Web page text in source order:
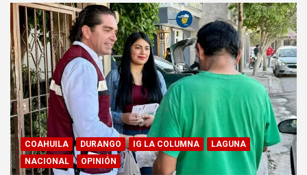
COAHUILA DURANGO IG LA COLUMNA
LAGUNA
NACIONAL
OPINIÓN